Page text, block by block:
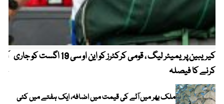
کیریبین پریمیئر لیگ ، قومی کرکٹرز کو این او سی 19 اگست کو جاری
کرنے کا فیصلہ
ملک بھر میں آٹے کی قیمت میں اضافہ، ایک ہفتے میں کئی